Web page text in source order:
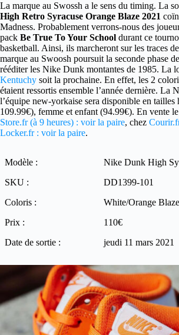
La marque au Swossh a le sens du timing. La
High Retro Syracuse Orange Blaze 2021
Madness. Probablement verrons-nous des
pack Be True To Your School durant ce
basketball. Ainsi, ils marcheront sur les traces
marque au Swoosh poursuit la seconde phase
rééditer les Nike Dunk montantes de 1985. La
Kentuchy soit la prochaine. En effet, les 2
étaient ressortis ensemble l’année dernière. La
l’équipe new-yorkaise sera disponible en tailles
109.99€), femme et enfant (94.99€). En vente
Store.fr (à 9 heures) : voir la paire, chez
Locker.fr : voir la paire.
Modèle :
Nike Dunk High
SKU :
DD1399-101
Coloris :
White/Orange Blaze
Prix :
110€
Date de sortie :
jeudi 11 mars 2021